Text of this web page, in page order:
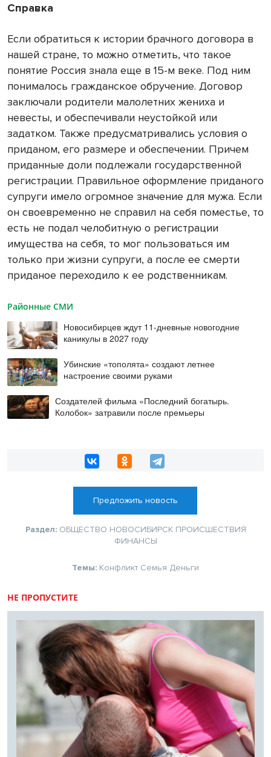
Справка
Если обратиться к истории брачного договора в
нашей стране, то можно отметить, что такое
понятие Россия знала еще в 15-м веке. Под ним
понималось гражданское обручение. Договор
заключали родители малолетних жениха и
невесты, и обеспечивали неустойкой или
задатком. Также предусматривались условия о
приданом, его размере и обеспечении. Причем
приданные доли подлежали государственной
регистрации. Правильное оформление приданого
супруги имело огромное значение для мужа. Если
он своевременно не справил на себя поместье, то
есть не подал челобитную о регистрации
имущества на себя, то мог пользоваться им
только при жизни супруги, а после ее смерти
приданое переходило к ее родственникам.
Районные СМИ
Новосибирцев ждут 11-дневные новогодние
каникулы в 2027 году
Убинские «тополята» создают летнее
настроение своими руками
Создателей фильма «Последний богатырь.
Колобок» затравили после премьеры
Предложить новость
Раздел: ОБЩЕСТВО НОВОСИБИРСК ПРОИСШЕСТВИЯ
ФИНАНСЫ
Темы: Конфликт Семья Деньги
НЕ ПРОПУСТИТЕ